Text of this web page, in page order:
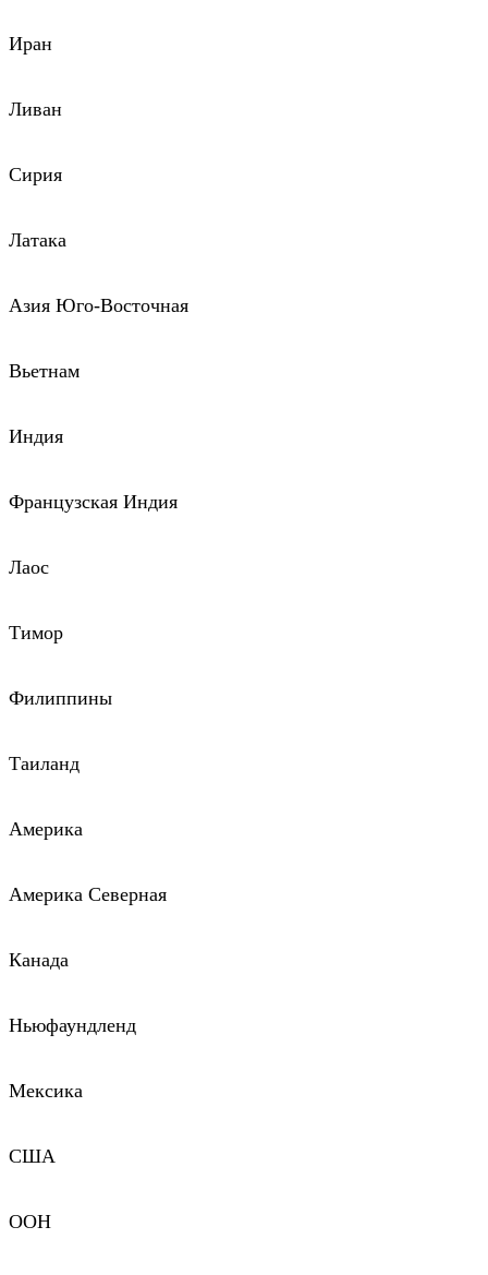
Иран
Ливан
Сирия
Латака
Азия Юго-Восточная
Вьетнам
Индия
Французская Индия
Лаос
Тимор
Филиппины
Таиланд
Америка
Америка Северная
Канада
Ньюфаундленд
Мексика
США
ООН